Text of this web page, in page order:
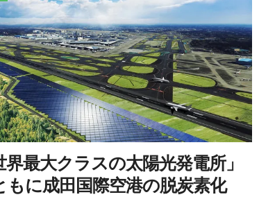
界最大クラスの太陽光発電所」
もに成田国際空港の脱炭素化